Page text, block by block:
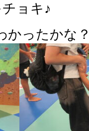
ョキ♪
かったかな